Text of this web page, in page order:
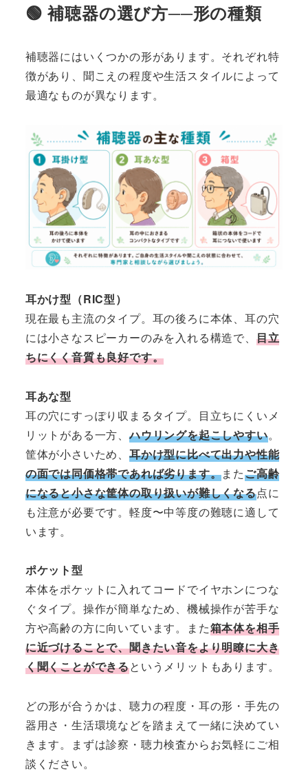
🟢 補聴器の選び方──形の種類
補聴器にはいくつかの形があります。それぞれ特
徴があり、聞こえの程度や生活スタイルによって
最適なものが異なります。
耳かけ型（RIC型）
現在最も主流のタイプ。耳の後ろに本体、耳の穴
には小さなスピーカーのみを入れる構造で、 目立
ちにくく音質も良好です。
耳あな型
耳の穴にすっぽり収まるタイプ。目立ちにくいメ
リットがある一方、ハウリングを起こしやすい。
筐体が小さいため、 耳かけ型に比べて出力や性能
の面では同価格帯であれば劣ります。またご高齢
になると小さな筐体の取り扱いが難しくなる点に
も注意が必要です。軽度〜中等度の難聴に適して
います。
ポケット型
本体をポケットに入れてコードでイヤホンにつな
ぐタイプ。操作が簡単なため、機械操作が苦手な
方や高齢の方に向いています。また箱本体を相手
に近づけることで、聞きたい音をより明瞭に大き
く聞くことができるというメリットもあります。
どの形が合うかは、聴力の程度・耳の形・手先の
器用さ・生活環境などを踏まえて一緒に決めてい
きます。まずは診察・聴力検査からお気軽にご相
談ください。